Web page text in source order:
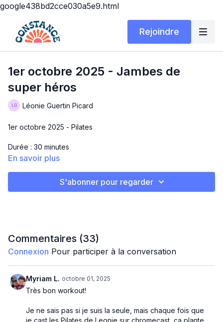
google438bd2cce030a5e9.html
Rejoindre
1er octobre 2025 - Jambes de
super héros
Léonie Guertin Picard
1er octobre 2025 - Pilates
Durée : 30 minutes
Exercices : 1x24min no repeat
Downdog - bear - fire hydrant
Table coude genou opposé
Table genou coude pas opposé
Dunkey kick
Levée de jambes au sol
Levée de jambes au sol + flexion genou
Glute bridge orteil talon
Glute bridge levée de jambes
Glute bridge + crunch
En savoir plus
S'abonner pour regarder
Commentaires (33)
Connexion Pour participer à la conversation
Myriam L. octobre 01, 2025
Très bon workout!
Je ne sais pas si je suis la seule, mais chaque fois que
je cast les Pilates de Leonie sur chromecast, ça plante